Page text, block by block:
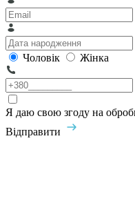
Чоловік Жінка
Я даю свою згоду на
Відправити